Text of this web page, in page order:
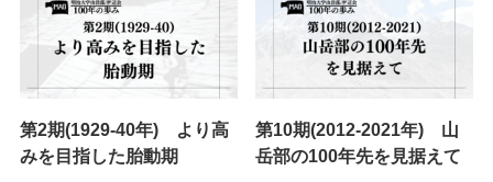
第2期(1929-40年) より高
みを目指した胎動期
第10期(2012-2021年) 山
岳部の100年先を見据えて